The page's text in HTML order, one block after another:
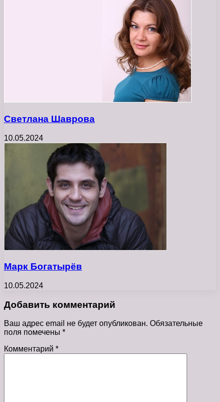
Светлана Шаврова
10.05.2024
Марк Богатырёв
10.05.2024
Добавить комментарий
Ваш адрес email не будет опубликован. Обязательные
поля помечены *
Комментарий *